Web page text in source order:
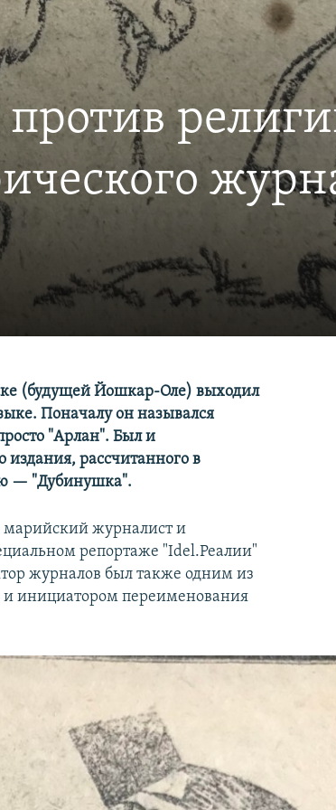
(будущей Йошкар-Оле) выходил
Поначалу он назывался
"Арлан". Был и
издания, рассчитанного в
— "Дубинушка".
марийский журналист и
репортаже "Idel.Реалии"
журналов был также одним из
и инициатором переименования